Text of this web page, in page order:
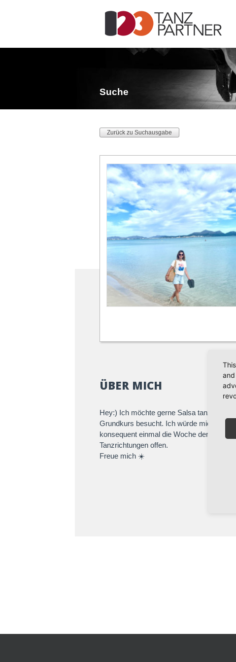
Suche
Zurück zu Suchausgabe
ÜBER MICH
Hey:) Ich möchte gerne Salsa tanzen
Grundkurs besucht. Ich würde mich
konsequent einmal die Woche den
Tanzrichtungen offen.
Freue mich ☀️